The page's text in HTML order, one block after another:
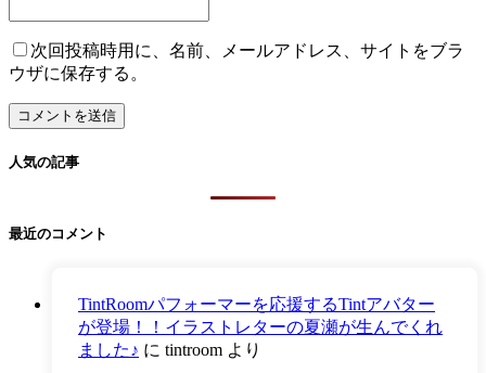
次回投稿時用に、名前、メールアドレス、サイトをブラ
ウザに保存する。
人気の記事
最近のコメント
TintRoomパフォーマーを応援するTintアバター
が登場！！イラストレターの夏瀬が生んでくれ
ました♪ に tintroom より